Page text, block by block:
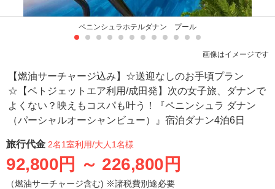
ペニンシュラホテルダナン プール
画像はイメージです
【燃油サーチャージ込み】☆送迎なしのお手頃プラン
☆【ベトジェットエア利用/成田発】次の女子旅、ダナンで
よくない？映えもコスパも叶う！『ペニンシュラ ダナン
（パーシャルオーシャンビュー）』宿泊ダナン4泊6日
旅行代金 2名1室利用/大人1名様
92,800円 ～ 226,800円
（燃油サーチャージ含む) ※諸税費別途必要